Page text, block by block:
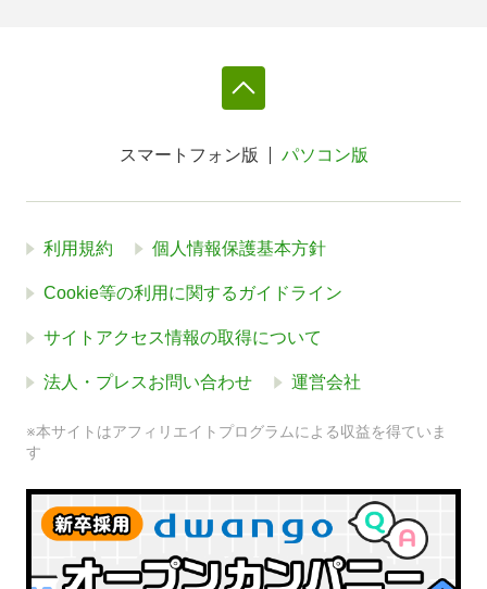
スマートフォン版 パソコン版
利用規約 個人情報保護基本方針
Cookie等の利用に関するガイドライン
サイトアクセス情報の取得について
法人・プレスお問い合わせ 運営会社
※本サイトはアフィリエイトプログラムによる収益を得ていま
す